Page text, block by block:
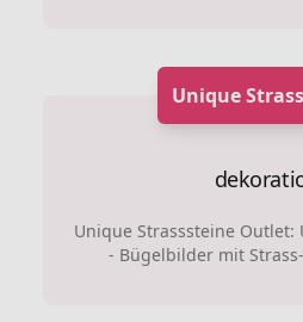
Unique
Unique Strasssteine Outlet:
- Bügelbilder mit